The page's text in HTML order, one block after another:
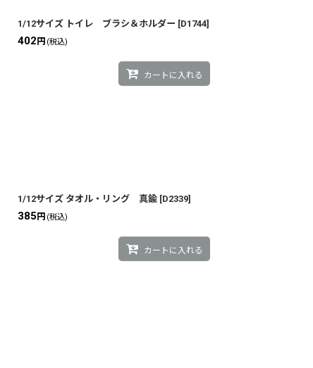
1/12サイズ トイレ ブラシ＆ホルダー [D1744]
402 円 (税込)
カートに入れる
1/12サイズ タオル・リング 真鍮 [D2339]
385 円 (税込)
カートに入れる